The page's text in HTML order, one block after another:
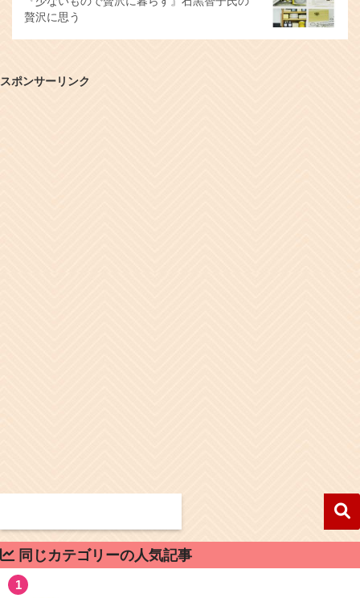
贅沢に思う
スポンサーリンク
同じカテゴリーの人気記事
1